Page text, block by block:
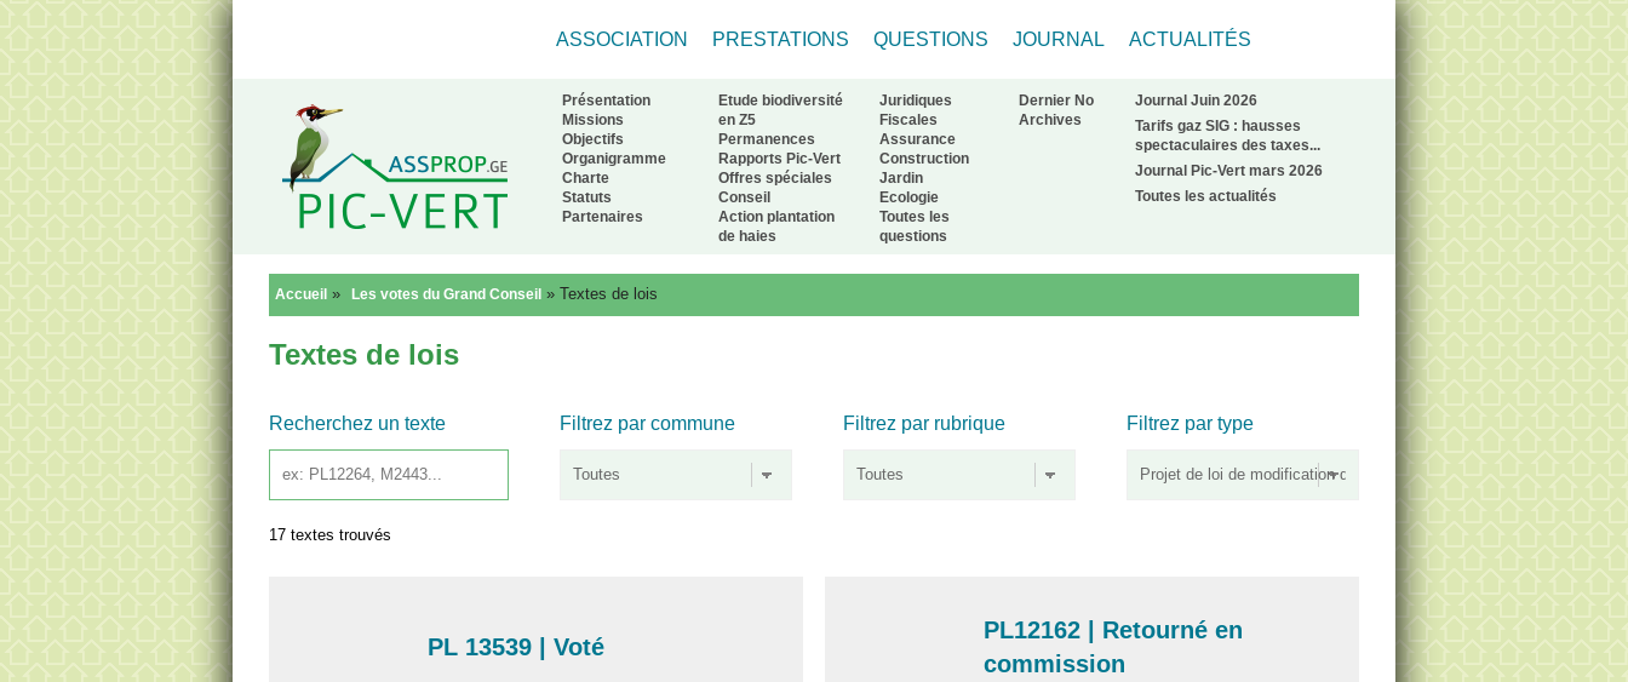
Retour à l'accueil
ASSOCIATION
Présentation
Missions
Objectifs
Organigramme
Charte
Statuts
Partenaires
PRESTATIONS
Etude biodiversité
en Z5
Permanences
Rapports Pic-Vert
Offres spéciales
Conseil
Action plantation
de haies
QUESTIONS
Juridiques
Fiscales
Assurance
Construction
Jardin
Ecologie
Toutes les
questions
JOURNAL
Dernier No
Archives
ACTUALITÉS
Journal Juin 2026
Tarifs gaz SIG : hausses
spectaculaires des taxes...
Journal Pic-Vert mars 2026
Toutes les actualités
Accueil » Les votes du Grand Conseil » Textes de lois
Textes de lois
Recherchez un texte Filtrez par commune Filtrez par rubrique Filtrez par type
17 textes trouvés
PL 13539 | Voté
PL12162 | Retourné en
commission